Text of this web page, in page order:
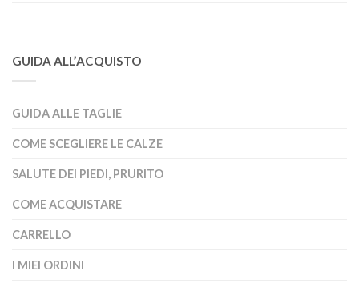
GUIDA ALL’ACQUISTO
GUIDA ALLE TAGLIE
COME SCEGLIERE LE CALZE
SALUTE DEI PIEDI, PRURITO
COME ACQUISTARE
CARRELLO
I MIEI ORDINI